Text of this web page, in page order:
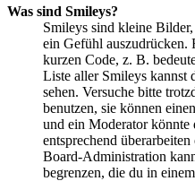
Was sind Smileys?
Smileys sind kleine
ein Gefühl auszudrücken.
kurzen Code, z. B.
Liste aller Smileys kannst
sehen. Versuche bitte
benutzen, sie können
und ein Moderator könnte
entsprechend
Board-Administration
begrenzen, die du in